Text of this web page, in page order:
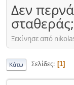
Δεν
σταθεράς;
Ξεκίνησε από
Κάτω Σελίδες 1